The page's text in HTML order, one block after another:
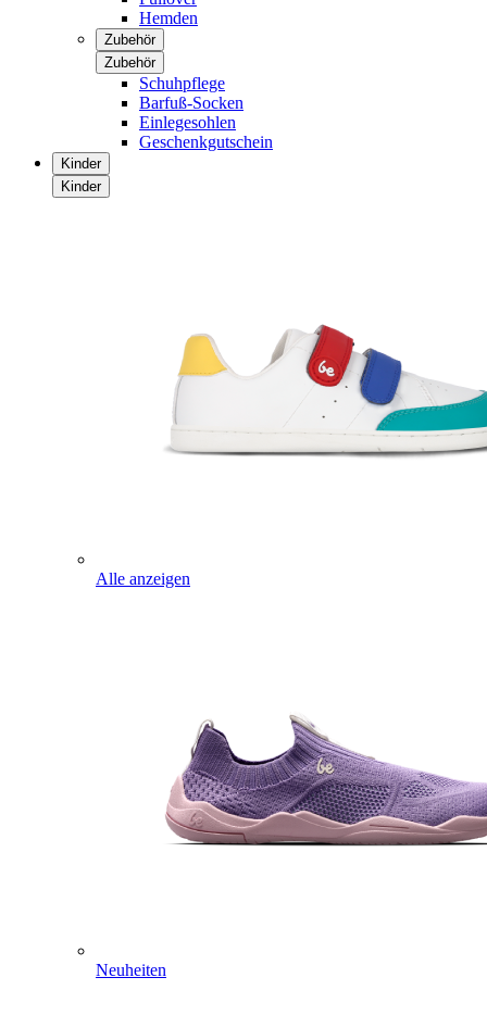
Hemden
Zubehör
Zubehör
Schuhpflege
Barfuß-Socken
Einlegesohlen
Geschenkgutschein
Kinder
Kinder
Alle anzeigen
Neuheiten